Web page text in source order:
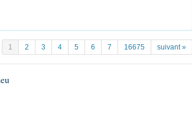
1 2 3 4 5 6 7 16675 suivant »